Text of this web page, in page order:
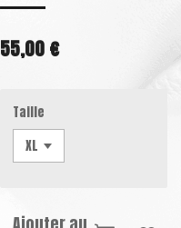
55,00 €
Taille